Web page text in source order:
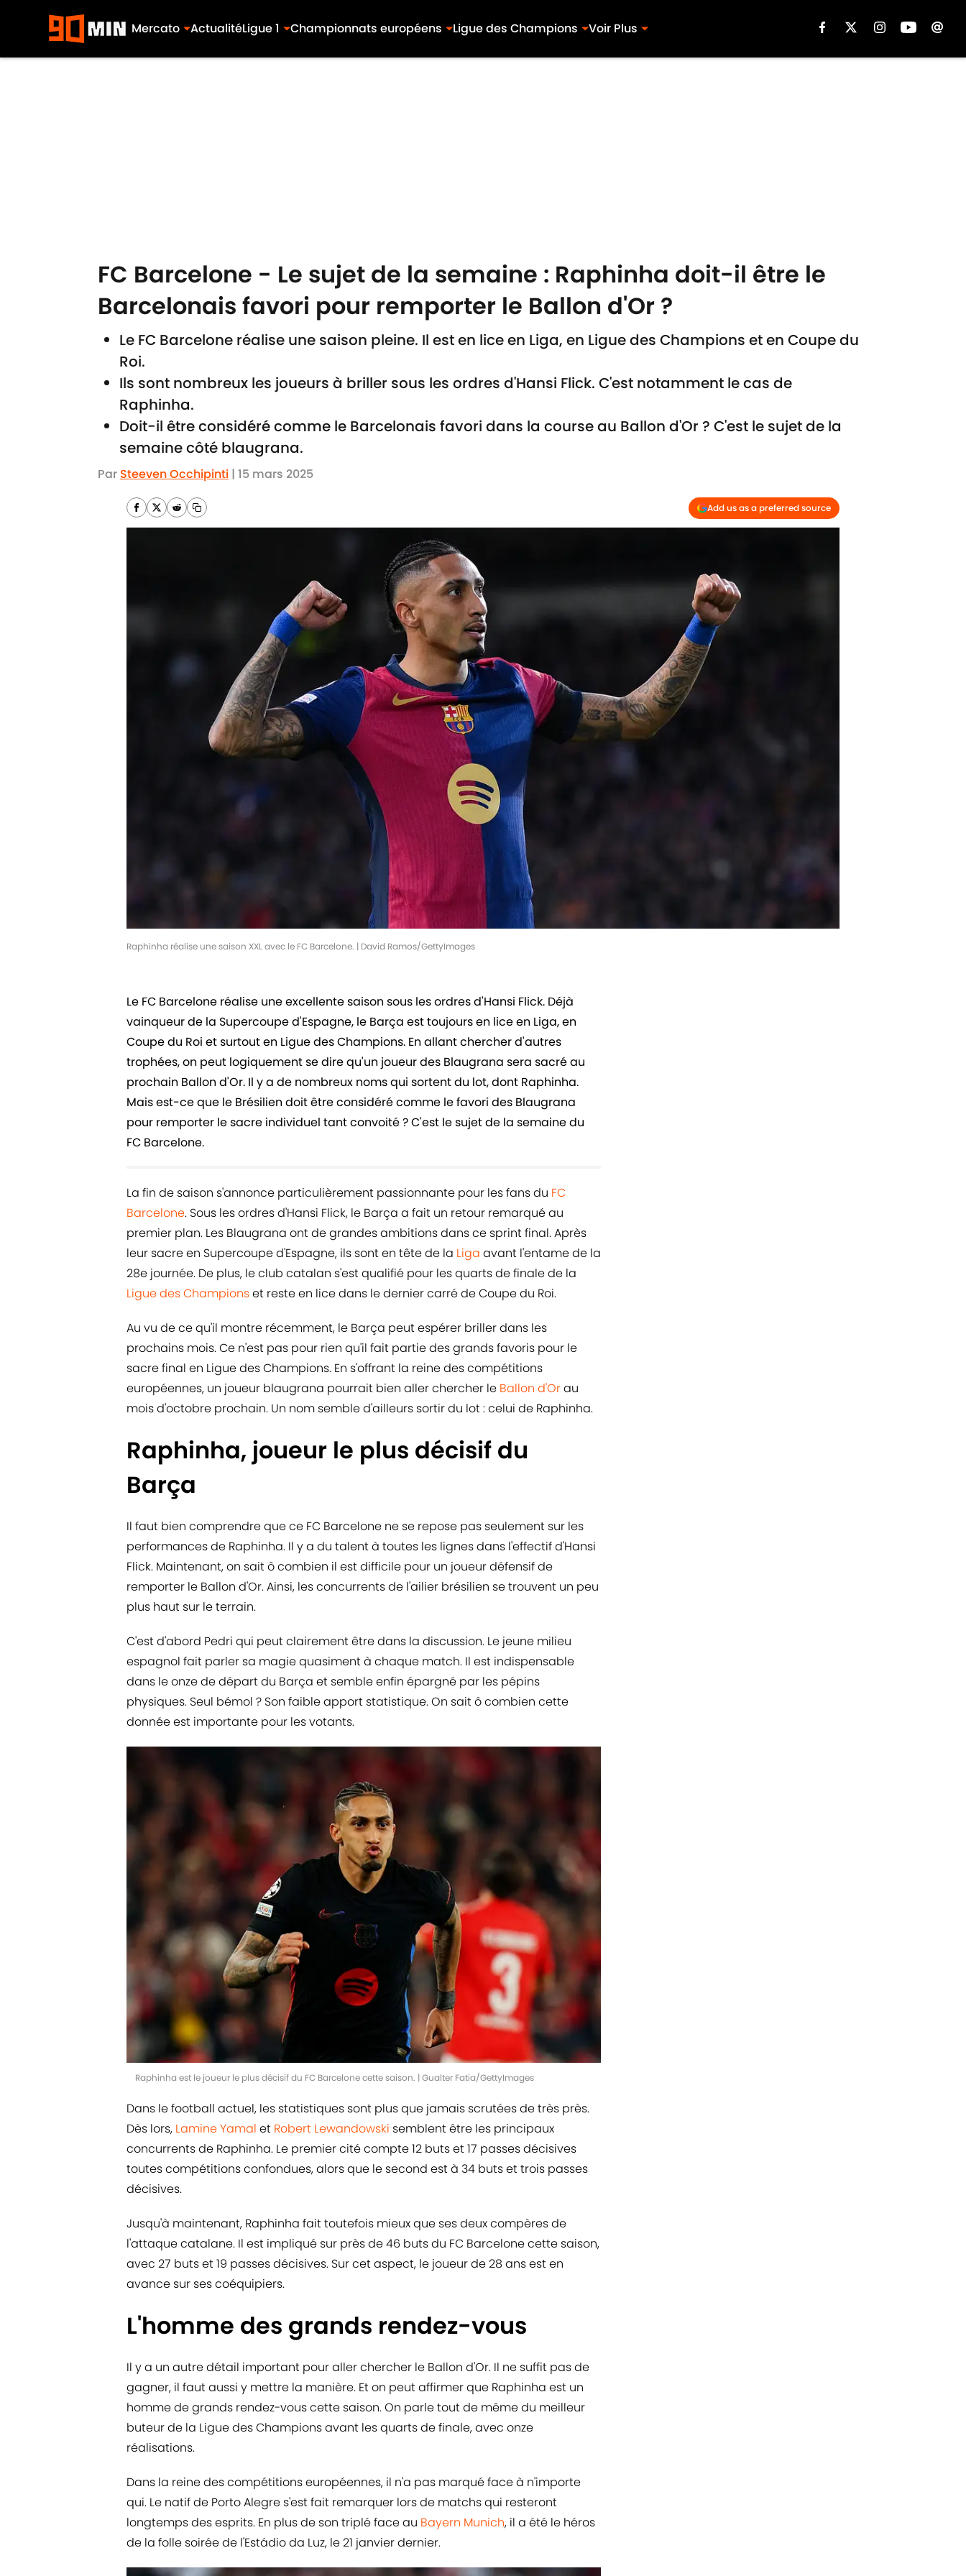
Mercato ActualitéLigue 1 Championnats européens Ligue des Champions Voir Plus
FC Barcelone - Le sujet de la semaine : Raphinha doit-il être le
Barcelonais favori pour remporter le Ballon d'Or ?
Le FC Barcelone réalise une saison pleine. Il est en lice en Liga, en Ligue des Champions et en Coupe du
Roi.
Ils sont nombreux les joueurs à briller sous les ordres d'Hansi Flick. C'est notamment le cas de
Raphinha.
Doit-il être considéré comme le Barcelonais favori dans la course au Ballon d'Or ? C'est le sujet de la
semaine côté blaugrana.
Par Steeven Occhipinti | 15 mars 2025
Add us as a preferred source
Raphinha réalise une saison XXL avec le FC Barcelone. | David Ramos/GettyImages
Le FC Barcelone réalise une excellente saison sous les ordres d'Hansi Flick. Déjà
vainqueur de la Supercoupe d'Espagne, le Barça est toujours en lice en Liga, en
Coupe du Roi et surtout en Ligue des Champions. En allant chercher d'autres
trophées, on peut logiquement se dire qu'un joueur des Blaugrana sera sacré au
prochain Ballon d'Or. Il y a de nombreux noms qui sortent du lot, dont Raphinha.
Mais est-ce que le Brésilien doit être considéré comme le favori des Blaugrana
pour remporter le sacre individuel tant convoité ? C'est le sujet de la semaine du
FC Barcelone.
La fin de saison s'annonce particulièrement passionnante pour les fans du FC
Barcelone. Sous les ordres d'Hansi Flick, le Barça a fait un retour remarqué au
premier plan. Les Blaugrana ont de grandes ambitions dans ce sprint final. Après
leur sacre en Supercoupe d'Espagne, ils sont en tête de la Liga avant l'entame de la
28e journée. De plus, le club catalan s'est qualifié pour les quarts de finale de la
Ligue des Championset reste en lice dans le dernier carré de Coupe du Roi.
Au vu de ce qu'il montre récemment, le Barça peut espérer briller dans les
prochains mois. Ce n'est pas pour rien qu'il fait partie des grands favoris pour le
sacre final en Ligue des Champions. En s'offrant la reine des compétitions
européennes, un joueur blaugrana pourrait bien aller chercher le Ballon d'Orau
mois d'octobre prochain. Un nom semble d'ailleurs sortir du lot : celui de Raphinha.
Raphinha, joueur le plus décisif du
Barça
Il faut bien comprendre que ce FC Barcelone ne se repose pas seulement sur les
performances de Raphinha. Il y a du talent à toutes les lignes dans l'effectif d'Hansi
Flick. Maintenant, on sait ô combien il est difficile pour un joueur défensif de
remporter le Ballon d'Or. Ainsi, les concurrents de l'ailier brésilien se trouvent un peu
plus haut sur le terrain.
C'est d'abord Pedri qui peut clairement être dans la discussion. Le jeune milieu
espagnol fait parler sa magie quasiment à chaque match. Il est indispensable
dans le onze de départ du Barça et semble enfin épargné par les pépins
physiques. Seul bémol ? Son faible apport statistique. On sait ô combien cette
donnée est importante pour les votants.
Raphinha est le joueur le plus décisif du FC Barcelone cette saison. | Gualter Fatia/GettyImages
Dans le football actuel, les statistiques sont plus que jamais scrutées de très près.
Dès lors, Lamine Yamal et Robert Lewandowski semblent être les principaux
concurrents de Raphinha. Le premier cité compte 12 buts et 17 passes décisives
toutes compétitions confondues, alors que le second est à 34 buts et trois passes
décisives.
Jusqu'à maintenant, Raphinha fait toutefois mieux que ses deux compères de
l'attaque catalane. Il est impliqué sur près de 46 buts du FC Barcelone cette saison,
avec 27 buts et 19 passes décisives. Sur cet aspect, le joueur de 28 ans est en
avance sur ses coéquipiers.
L'homme des grands rendez-vous
Il y a un autre détail important pour aller chercher le Ballon d'Or. Il ne suffit pas de
gagner, il faut aussi y mettre la manière. Et on peut affirmer que Raphinha est un
homme de grands rendez-vous cette saison. On parle tout de même du meilleur
buteur de la Ligue des Champions avant les quarts de finale, avec onze
réalisations.
Dans la reine des compétitions européennes, il n'a pas marqué face à n'importe
qui. Le natif de Porto Alegre s'est fait remarquer lors de matchs qui resteront
longtemps des esprits. En plus de son triplé face au Bayern Munich, il a été le héros
de la folle soirée de l'Estádio da Luz, le 21 janvier dernier.